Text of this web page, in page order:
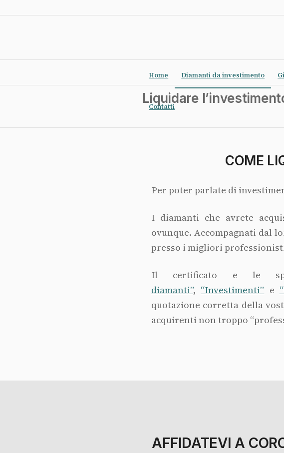
Home Diamanti da investimento
Contatti
Liquidare
COME
Per poter parlate di
I diamanti che avrete
ovunque. Accompagnati dal
presso i migliori
Il certificato e le
diamanti”, “Investimenti” e
quotazione corretta della
acquirenti non troppo
AFFIDATEVI A